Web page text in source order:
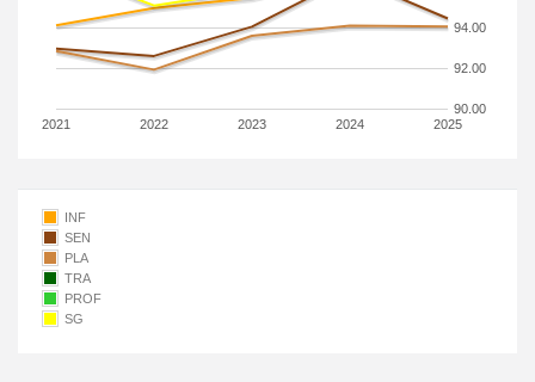
2021 2022 2023 2024 2025
90.00
92.00
94.00
INF
SEN
PLA
TRA
PROF
SG